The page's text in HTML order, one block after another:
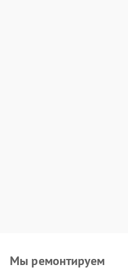
Мы ремонтируем